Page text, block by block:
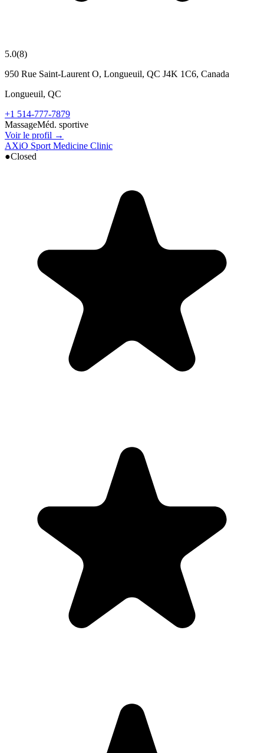
5.0(8)
950 Rue Saint-Laurent O, Longueuil, QC J4K 1C6, Canada
Longueuil, QC
+1 514-777-7879
MassageMéd. sportive
Voir le profil →
AXiO Sport Medicine Clinic
●Closed